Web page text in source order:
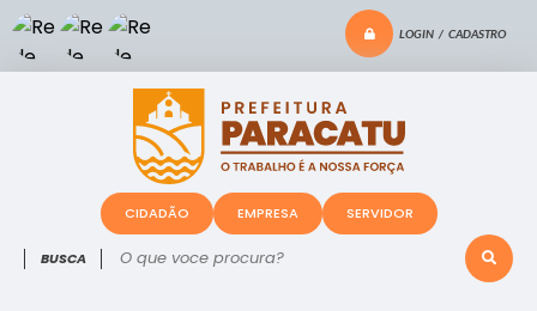
LOGIN / CADASTRO
O que voce procura?
CIDADÃO EMPRESA SERVIDOR